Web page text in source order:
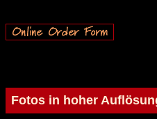
Fotos in hoher